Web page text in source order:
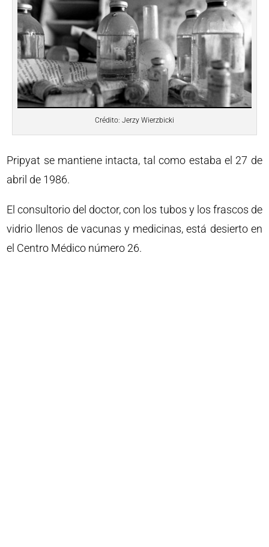
Crédito: Jerzy Wierzbicki
Pripyat se mantiene intacta, tal como estaba el 27 de
abril de 1986.
El consultorio del doctor, con los tubos y los frascos de
vidrio llenos de vacunas y medicinas, está desierto en
el Centro Médico número 26.